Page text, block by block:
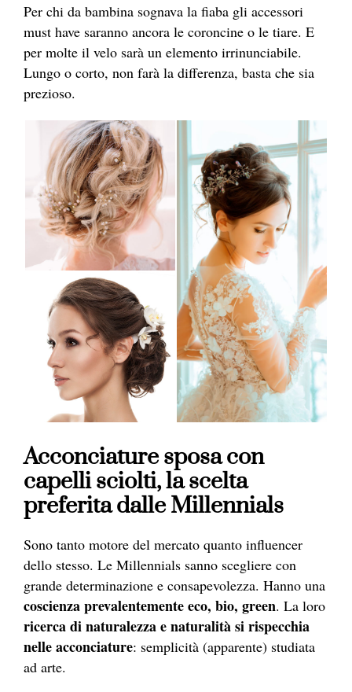
Per chi da bambina sognava la fiaba gli accessori
must have saranno ancora le coroncine o le tiare. E
per molte il velo sarà un elemento irrinunciabile.
Lungo o corto, non farà la differenza, basta che sia
prezioso.
Acconciature sposa con
capelli sciolti, la scelta
preferita dalle Millennials
Sono tanto motore del mercato quanto influencer
dello stesso. Le Millennials sanno scegliere con
grande determinazione e consapevolezza. Hanno una
coscienza prevalentemente eco, bio, green. La loro
ricerca di naturalezza e naturalità si rispecchia
nelle acconciature: semplicità (apparente) studiata
ad arte.